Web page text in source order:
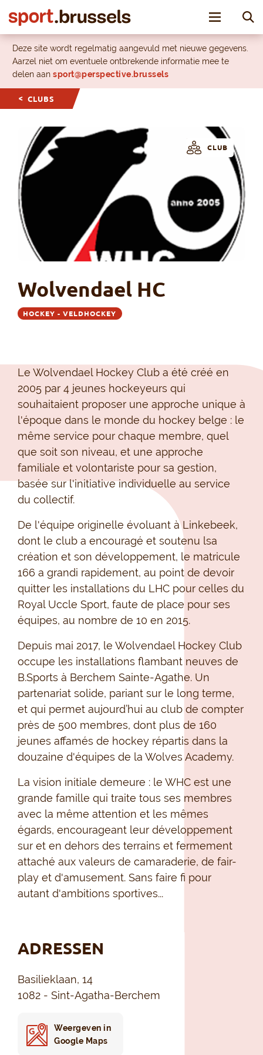
Toggle
Deze site wordt regelmatig aangevuld met nieuwe gegevens.
Aarzel niet om eventuele ontbrekende informatie mee te
delen aan sport@perspective.brussels
CLUBS
CLUB
Wolvendael HC
HOCKEY - VELDHOCKEY
Le Wolvendael Hockey Club a été créé en
2005 par 4 jeunes hockeyeurs qui
souhaitaient proposer une approche unique à
l'époque dans le monde du hockey belge : le
même service pour chaque membre, quel
que soit son niveau, et une approche
familiale et volontariste pour sa gestion,
basée sur l'initiative individuelle au service
du collectif.
De l'équipe originelle évoluant à Linkebeek,
dont le club a encouragé et soutenu lsa
création et son développement, le matricule
166 a grandi rapidement, au point de devoir
quitter les installations du LHC pour celles du
Royal Uccle Sport, faute de place pour ses
équipes, au nombre de 10 en 2015.
Depuis mai 2017, le Wolvendael Hockey Club
occupe les installations flambant neuves de
B.Sports à Berchem Sainte-Agathe. Un
partenariat solide, pariant sur le long terme,
et qui permet aujourd’hui au club de compter
près de 500 membres, dont plus de 160
jeunes affamés de hockey répartis dans la
douzaine d'équipes de la Wolves Academy.
La vision initiale demeure : le WHC est une
grande famille qui traite tous ses membres
avec la même attention et les mêmes
égards, encourageant leur développement
sur et en dehors des terrains et fermement
attaché aux valeurs de camaraderie, de fair-
play et d'amusement. Sans faire fi pour
autant d'ambitions sportives...
ADRESSEN
Basilieklaan, 14
1082 - Sint-Agatha-Berchem
Weergeven in
Google Maps